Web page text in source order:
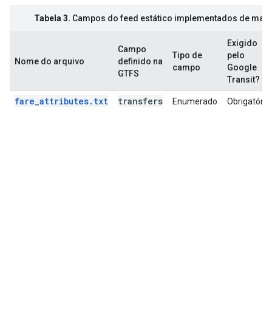
Tabela 3. Campos do feed estático implementados de
Nome do arquivo
Campo
definido na
GTFS
Tipo de
campo
Exigido
pelo
Google
Transit?
fare_attributes.txt transfers Enumerado Obrigatório